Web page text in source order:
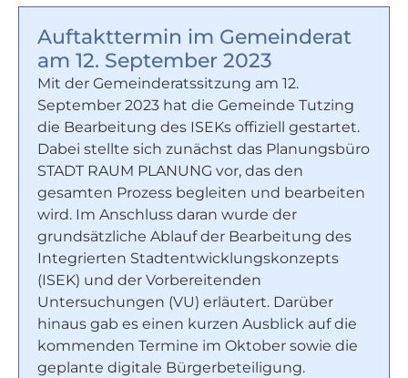
Auftakttermin im Gemeinderat
am 12. September 2023
Mit der Gemeinderatssitzung am 12.
September 2023 hat die Gemeinde Tutzing
die Bearbeitung des ISEKs offiziell gestartet.
Dabei stellte sich zunächst das Planungsbüro
STADT RAUM PLANUNG vor, das den
gesamten Prozess begleiten und bearbeiten
wird. Im Anschluss daran wurde der
grundsätzliche Ablauf der Bearbeitung des
Integrierten Stadtentwicklungskonzepts
(ISEK) und der Vorbereitenden
Untersuchungen (VU) erläutert. Darüber
hinaus gab es einen kurzen Ausblick auf die
kommenden Termine im Oktober sowie die
geplante digitale Bürgerbeteiligung.